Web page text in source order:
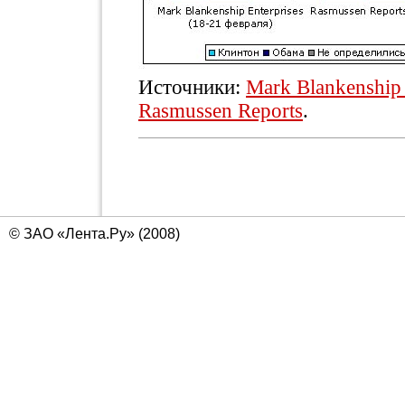
Источники: Mark Blankenship
Rasmussen Reports.
© ЗАО «Лента.Ру» (2008)